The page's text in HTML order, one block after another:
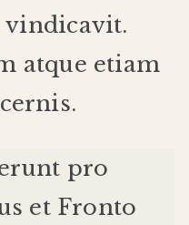
vindicavit.
atque etiam
.
pro
et Fronto